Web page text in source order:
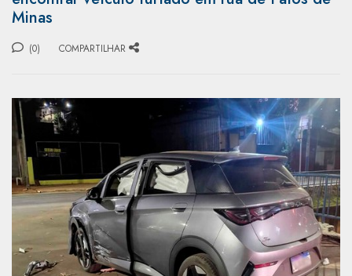
Minas
(0) COMPARTILHAR